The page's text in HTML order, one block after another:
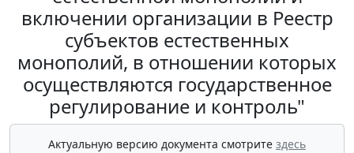
включении организации в Реестр
субъектов естественных
монополий, в отношении которых
осуществляются государственное
регулирование и контроль"
Актуальную версию документа смотрите здесь